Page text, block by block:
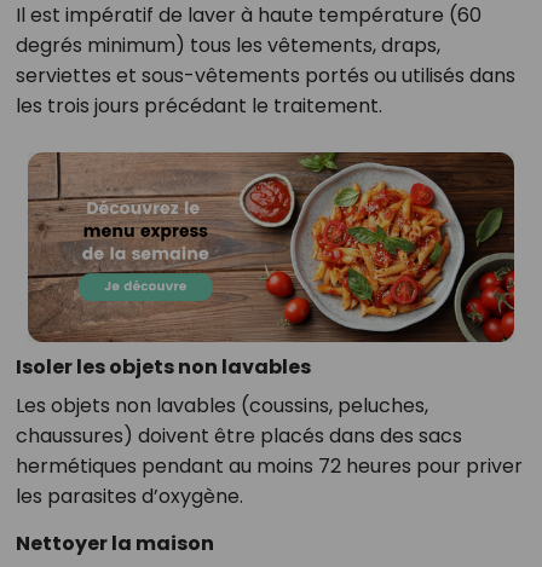
Il est impératif de laver à haute température (60
degrés minimum) tous les vêtements, draps,
serviettes et sous-vêtements portés ou utilisés dans
les trois jours précédant le traitement.
Isoler les objets non lavables
Les objets non lavables (coussins, peluches,
chaussures) doivent être placés dans des sacs
hermétiques pendant au moins 72 heures pour priver
les parasites d’oxygène.
Nettoyer la maison